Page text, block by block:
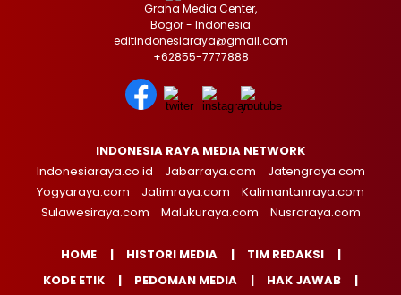
Graha Media Center,
Bogor - Indonesia
editindonesiaraya@gmail.com
+62855-7777888
INDONESIA RAYA MEDIA NETWORK
Indonesiaraya.co.id
Jabarraya.com
Jatengraya.com
Yogyaraya.com
Jatimraya.com
Kalimantanraya.com
Sulawesiraya.com
Malukuraya.com Nusraraya.com
HOME HISTORI MEDIA
TIM REDAKSI
KODE ETIK
PEDOMAN MEDIA
HAK JAWAB